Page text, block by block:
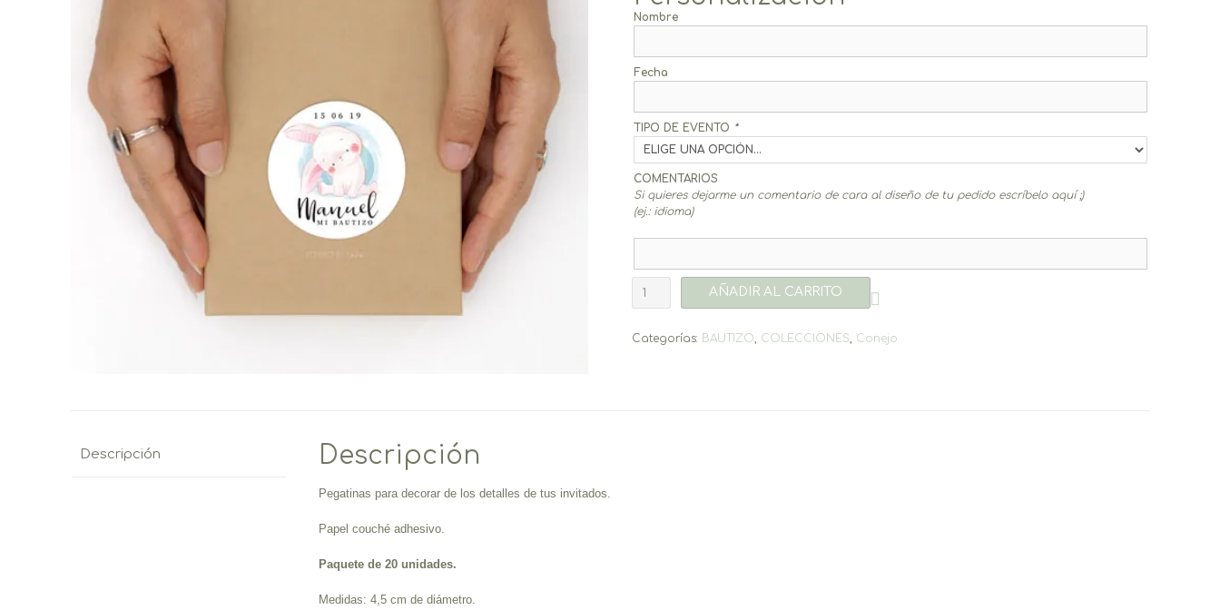
Nombre
Fecha
TIPO DE EVENTO *
COMENTARIOS
Si quieres dejarme un comentario de cara al diseño de tu pedido escríbelo aquí ;)
(ej.: idioma)
Conejo
(20un.)
AÑADIR AL CARRITO
Categorías: BAUTIZO, COLECCIONES, Conejo
Descripción Descripción
Pegatinas para decorar de los detalles de tus invitados.
Papel couché adhesivo.
Paquete de 20 unidades.
Medidas: 4,5 cm de diámetro.